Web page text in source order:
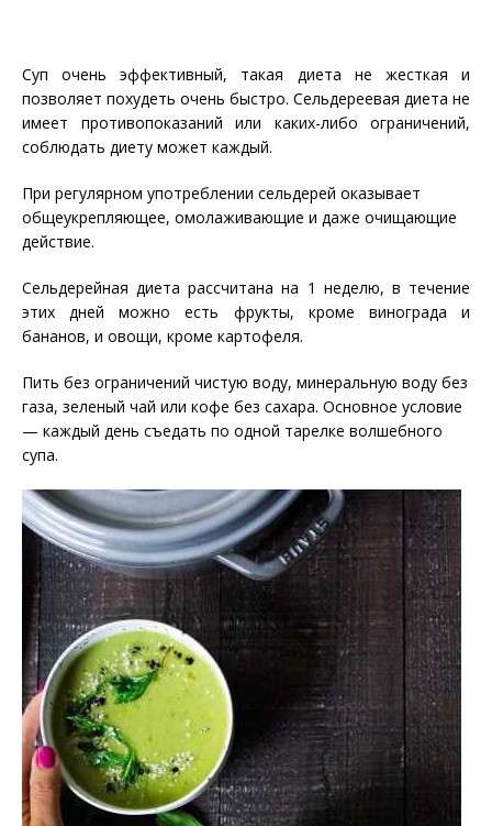
Суп очень эффективный, такая диета не жесткая и
позволяет похудеть очень быстро. Сельдереевая диета не
имеет противопоказаний или каких-либо ограничений,
соблюдать диету может каждый.
При регулярном употреблении сельдерей оказывает
общеукрепляющее, омолаживающие и даже очищающие
действие.
Сельдерейная диета рассчитана на 1 неделю, в течение
этих дней можно есть фрукты, кроме винограда и
бананов, и овощи, кроме картофеля.
Пить без ограничений чистую воду, минеральную воду без
газа, зеленый чай или кофе без сахара. Основное условие
— каждый день съедать по одной тарелке волшебного
супа.